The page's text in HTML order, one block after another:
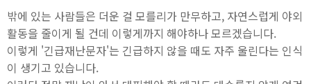
밖에 있는 사람들은 더운 걸 모를리가 만무하고, 자연스럽게 야외
활동을 줄이게 될 건데 이렇게까지 해야하나 모르겠습니다.
이렇게 '긴급재난문자'는 긴급하지 않을 때도 자주 울린다는 인식
이 생기고 있습니다.